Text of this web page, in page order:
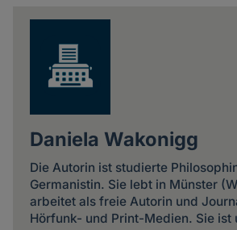
Daniela Wakonigg
Die Autorin ist studierte
Germanistin. Sie lebt in Münster
arbeitet als freie Autorin und
Hörfunk- und Print-Medien. Sie ist